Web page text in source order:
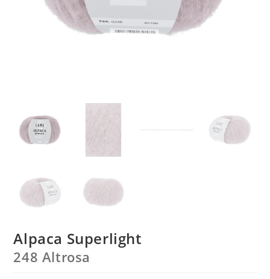
Alpaca Superlight
248 Altrosa